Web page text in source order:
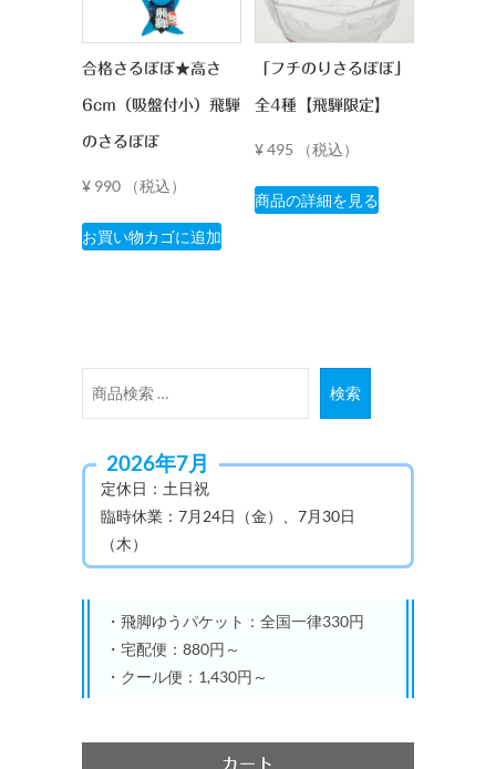
合格さるぼぼ★高さ
6cm（吸盤付小）飛騨
のさるぼぼ
¥ 990 （税込）
お買い物カゴに追加
「フチのりさるぼぼ」
全4種【飛騨限定】
¥495 （税込）
商品の詳細を見る
こ
の
リ
ョ
象:
検索
2026年7月
定休日：土日祝
臨時休業：7月24日（金）、7月30日
（木）
・飛脚ゆうパケット：全国一律330円
・宅配便：880円～
・クール便：1,430円～
カート